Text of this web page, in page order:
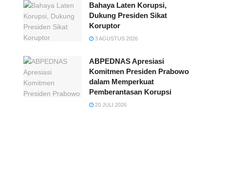
Bahaya Laten Korupsi,
Dukung Presiden Sikat
Koruptor
3 AGUSTUS 2026
ABPEDNAS Apresiasi
Komitmen Presiden Prabowo
dalam Memperkuat
Pemberantasan Korupsi
20 JULI 2026